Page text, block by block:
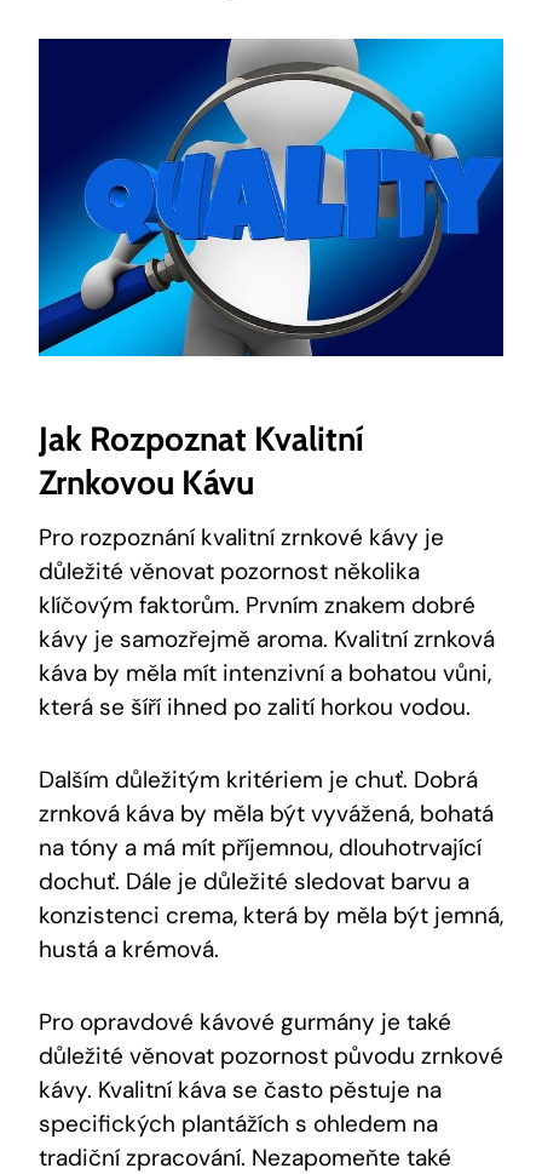
Jak Rozpoznat Kvalitní
Zrnkovou Kávu
Pro rozpoznání kvalitní zrnkové kávy je
důležité věnovat pozornost několika
klíčovým faktorům. Prvním znakem dobré
kávy je samozřejmě aroma. Kvalitní zrnková
káva by měla mít intenzivní a bohatou vůni,
která se šíří ihned po zalití horkou vodou.
Dalším důležitým kritériem je chuť. Dobrá
zrnková káva by měla být vyvážená, bohatá
na tóny a má mít příjemnou, dlouhotrvající
dochuť. Dále je důležité sledovat barvu a
konzistenci crema, která by měla být jemná,
hustá a krémová.
Pro opravdové kávové gurmány je také
důležité věnovat pozornost původu zrnkové
kávy. Kvalitní káva se často pěstuje na
specifických plantážích s ohledem na
tradiční zpracování. Nezapomeňte také